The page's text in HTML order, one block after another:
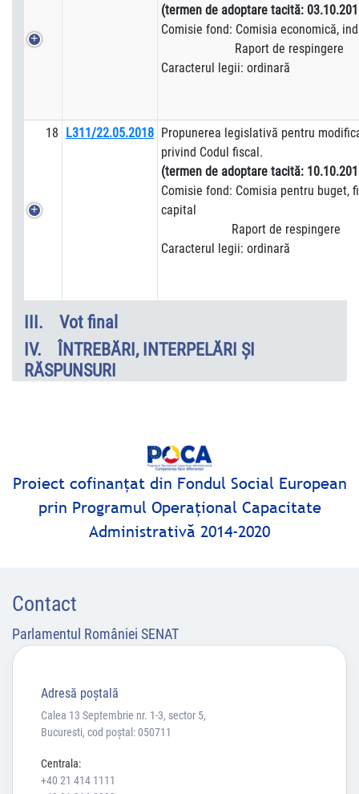
(termen de adoptare tacită:
Comisie fond: Comisia economică,
Raport de respingere
Caracterul legii: ordinară
18 L311/22.05.2018 Propunerea legislativă pentru
privind Codul fiscal.
(termen de adoptare tacită:
Comisie fond: Comisia pentru buget,
capital
Raport de respingere
Caracterul legii: ordinară
III. Vot final
IV.
ÎNTREBĂRI, INTERPELĂRI ŞI
RĂSPUNSURI
Proiect cofinanţat din Fondul Social European
prin Programul Operaţional Capacitate
Administrativă 2014-2020
Contact
Parlamentul României SENAT
Adresă poştală
Calea 13 Septembrie nr. 1-3, sector 5,
Bucuresti, cod poștal: 050711
Centrala:
+40 21 414 1111